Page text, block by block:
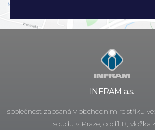
INFRAM a.s.
společnost zapsaná v obchodním rejstříku
soudu v Praze, oddíl B, vložka